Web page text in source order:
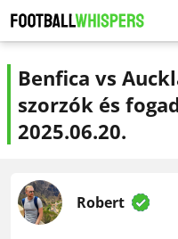
Benfica vs
szorzók és
2025.06.20.
Robert